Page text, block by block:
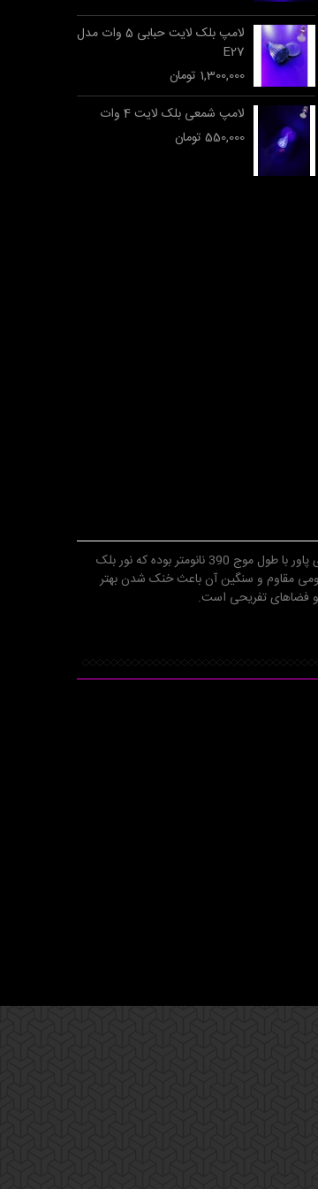
لامپ بلک لایت حبابی 5 وات مدل
E27
1,300,000 تومان
لامپ شمعی بلک لایت 4 وات
550,000 تومان
لامپ بلک لایت 12 وات حبابی مدل E27 با طراحی استاندارد و نصب آسان، به راحتی در سرپیچ‌های معمولی قابل استفاده است. این محصول دارای 12 عدد ال‌ای‌دی پاور با طول موج 390 نانومتر بوده که نور بلک
مقاوم و سنگین آن باعث خنک شدن بهتر
و فضاهای تفریحی است.